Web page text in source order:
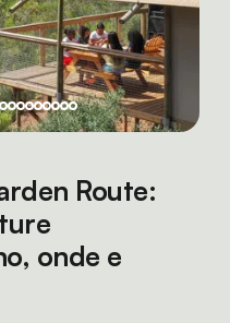
Route:
onde e